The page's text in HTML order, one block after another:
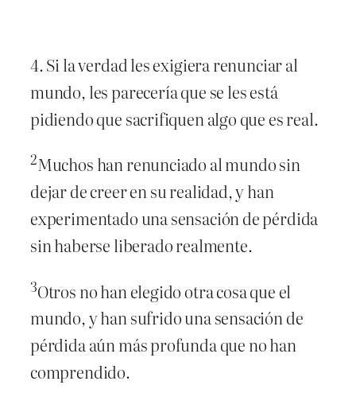
4. Si la verdad les exigiera renunciar al
mundo, les parecería que se les está
pidiendo que sacrifiquen algo que es real.
2Muchos han renunciado al mundo sin
dejar de creer en su realidad, y han
experimentado una sensación de pérdida
sin haberse liberado realmente.
3Otros no han elegido otra cosa que el
mundo, y han sufrido una sensación de
pérdida aún más profunda que no han
comprendido.